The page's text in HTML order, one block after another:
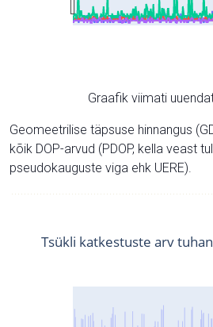
Graafik viimati
Geomeetrilise täpsuse hinnangus
kõik DOP-arvud (PDOP, kella veast
pseudokauguste viga ehk UERE).
Tsükli katkestuste arv